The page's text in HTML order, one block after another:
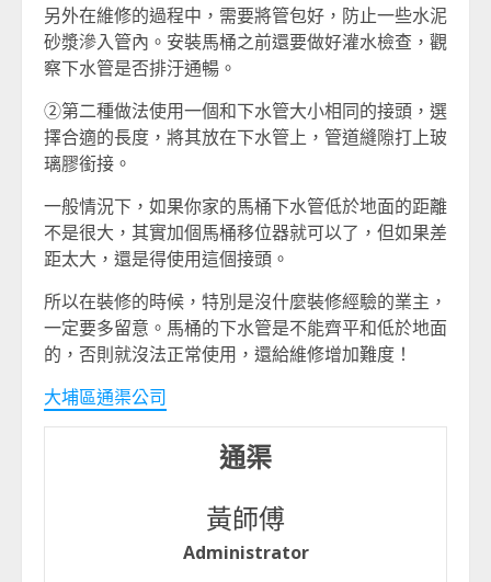
另外在維修的過程中，需要將管包好，防止一些水泥
砂漿滲入管內。安裝馬桶之前還要做好灌水檢查，觀
察下水管是否排汙通暢。
②第二種做法使用一個和下水管大小相同的接頭，選
擇合適的長度，將其放在下水管上，管道縫隙打上玻
璃膠銜接。
一般情況下，如果你家的馬桶下水管低於地面的距離
不是很大，其實加個馬桶移位器就可以了，但如果差
距太大，還是得使用這個接頭。
所以在裝修的時候，特別是沒什麼裝修經驗的業主，
一定要多留意。馬桶的下水管是不能齊平和低於地面
的，否則就沒法正常使用，還給維修增加難度！
大埔區通渠公司
通渠
黃師傅
Administrator